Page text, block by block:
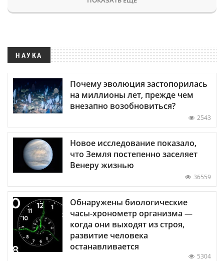
НАУКА
Почему эволюция застопорилась
на миллионы лет, прежде чем
внезапно возобновиться?
2543
Новое исследование показало,
что Земля постепенно заселяет
Венеру жизнью
36559
Обнаружены биологические
часы-хронометр организма —
когда они выходят из строя,
развитие человека
останавливается
5304